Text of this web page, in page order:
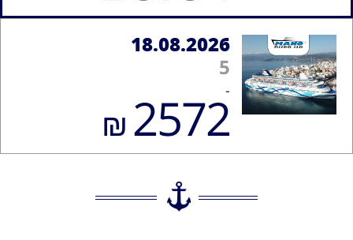
18.08.2026
5
-
₪ 2572